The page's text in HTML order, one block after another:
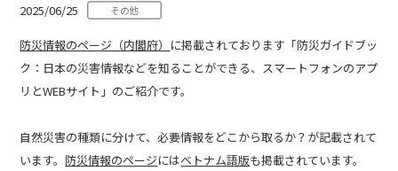
2025/06/25 その他
防災情報のページ（内閣府） に掲載されております「防災ガイドブッ
ク：日本の災害情報などを知ることができる、スマートフォンのアプ
リとWEBサイト」のご紹介です。
自然災害の種類に分けて、必要情報をどこから取るか？が記載されて
います。 防災情報のページにはベトナム語版も掲載されています。